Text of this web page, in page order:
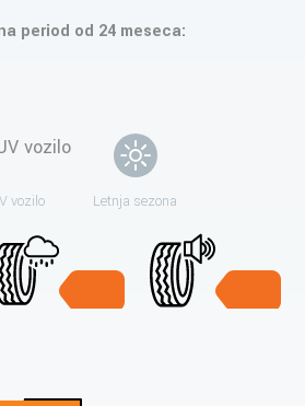
period od 24 meseca:
vozilo Letnja sezona